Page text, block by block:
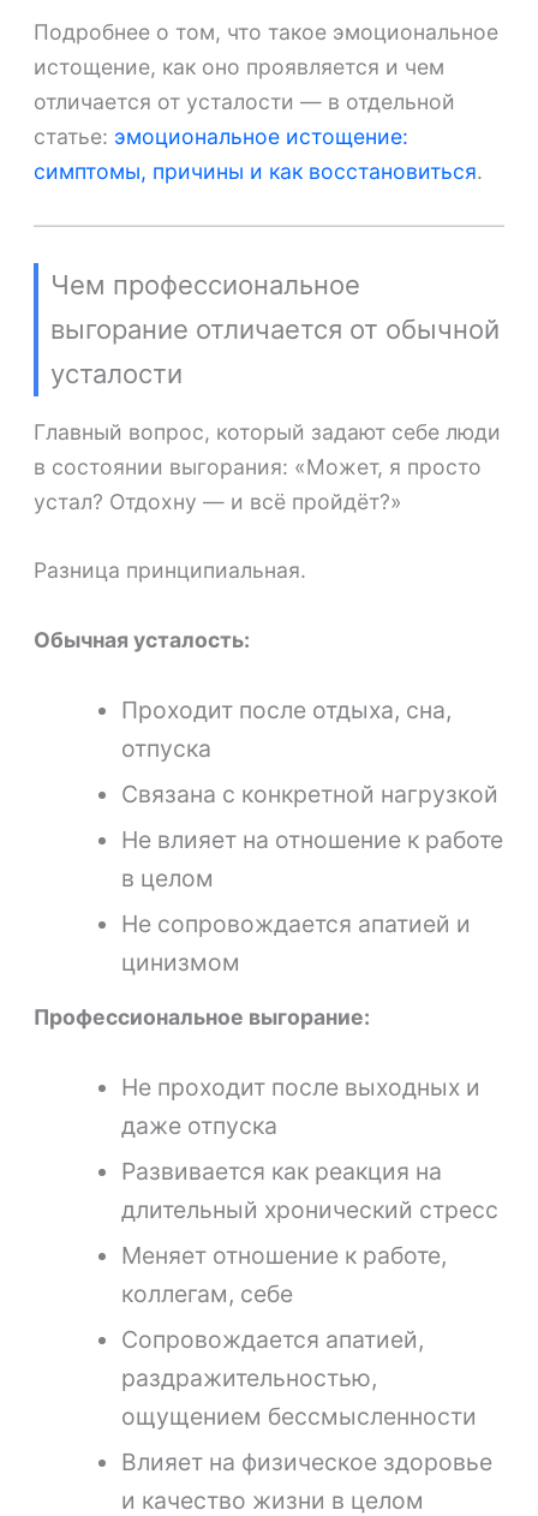
Подробнее о том, что такое эмоциональное
истощение, как оно проявляется и чем
отличается от усталости — в отдельной
статье: эмоциональное истощение:
симптомы, причины и как восстановиться.
Чем профессиональное
выгорание отличается от обычной
усталости
Главный вопрос, который задают себе люди
в состоянии выгорания: «Может, я просто
устал? Отдохну — и всё пройдёт?»
Разница принципиальная.
Обычная усталость:
Проходит после отдыха, сна,
отпуска
Связана с конкретной нагрузкой
Не влияет на отношение к работе
в целом
Не сопровождается апатией и
цинизмом
Профессиональное выгорание:
Не проходит после выходных и
даже отпуска
Развивается как реакция на
длительный хронический стресс
Меняет отношение к работе,
коллегам, себе
Сопровождается апатией,
раздражительностью,
ощущением бессмысленности
Влияет на физическое здоровье
и качество жизни в целом